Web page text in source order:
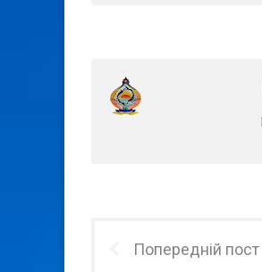
Попередній пост